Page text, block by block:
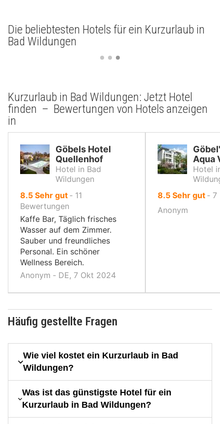
Die beliebtesten Hotels für ein Kurzurlaub in
Bad Wildungen
Kurzurlaub in Bad Wildungen: Jetzt Hotel
finden – Bewertungen von Hotels anzeigen
in
Göbels Hotel
Quellenhof
Hotel in Bad
Wildungen
8.5von
10,
Sehr gut ‐ 11
Bewertungen
Kaffe Bar, Täglich frisches
Wasser auf dem Zimmer.
Sauber und freundliches
Personal. Ein schöner
Wellness Bereich.
Anonym ‐ DE, 7 Okt 2024
Aqua
Hotel
8.5von
Sehr gut ‐ 7
Anonym
Häufig gestellte Fragen
Wie viel kostet ein Kurzurlaub in Bad
Wildungen?
Was ist das günstigste Hotel für ein
Kurzurlaub in Bad Wildungen?